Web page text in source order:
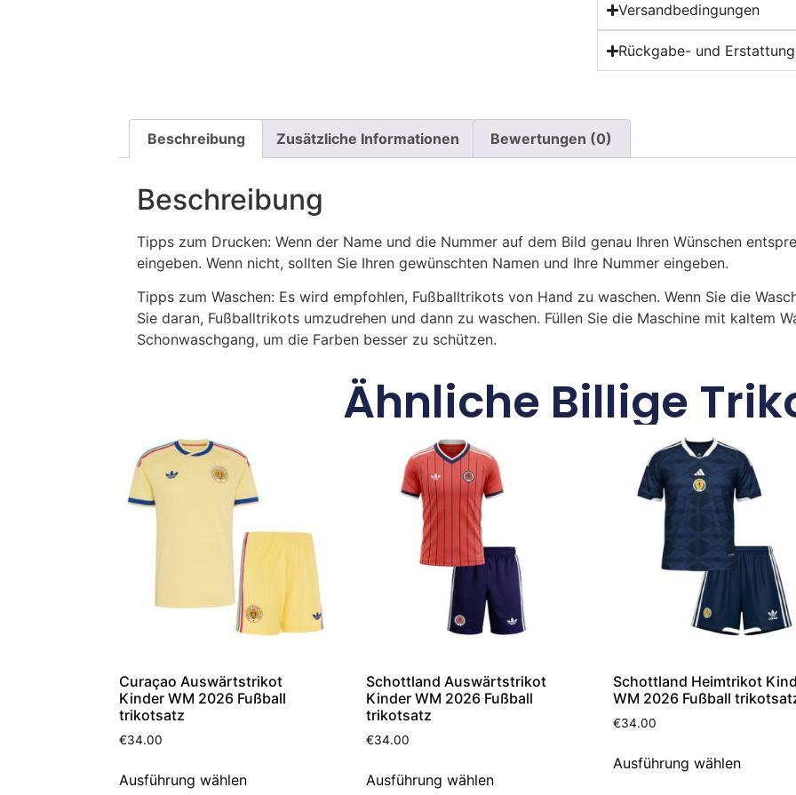
Versandbedingungen
Rückgabe- und
Beschreibung Zusätzliche Informationen Bewertungen (0)
Beschreibung
Tipps zum Drucken: Wenn der Name und die Nummer auf dem Bild genau Ihren Wünschen
eingeben. Wenn nicht, sollten Sie Ihren gewünschten Namen und Ihre Nummer eingeben.
Tipps zum Waschen: Es wird empfohlen, Fußballtrikots von Hand zu waschen. Wenn Sie die
Sie daran, Fußballtrikots umzudrehen und dann zu waschen. Füllen Sie die Maschine mit kaltem
Schonwaschgang, um die Farben besser zu schützen.
Ähnliche Billige
Curaçao Auswärtstrikot
Kinder WM 2026 Fußball
trikotsatz
€34.00
Ausführung wählen
Schottland Auswärtstrikot
Kinder WM 2026 Fußball
trikotsatz
€34.00
Ausführung wählen
Schottland Heimtrikot
WM 2026 Fußball
€34.00
Ausführung wählen